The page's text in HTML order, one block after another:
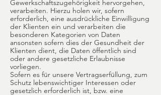
Gewerkschaftszugehörigkeit hervorgehen,
verarbeiten. Hierzu holen wir, sofern
erforderlich, eine ausdrückliche Einwilligung
der Klienten ein und verarbeiten die
besonderen Kategorien von Daten
ansonsten sofern dies der Gesundheit der
Klienten dient, die Daten öffentlich sind
oder andere gesetzliche Erlaubnisse
vorliegen.
Sofern es für unsere Vertragserfüllung, zum
Schutz lebenswichtiger Interessen oder
gesetzlich erforderlich ist, bzw. eine